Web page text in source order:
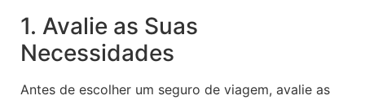
1. Avalie as Suas
Necessidades
Antes de escolher um seguro de viagem, avalie as